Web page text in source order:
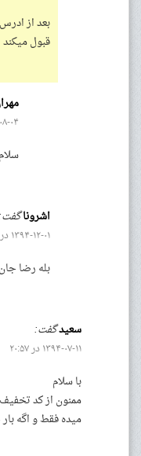
قبول میکند
۱۳۹۴-
اشرونا
۱۳۹۴-۱۲-۰۱ در ۱۸:۱۴
بله رضا
سعیدگفت:
۱۳۹۴-۰۷-۱۱ در ۲۰:۵۷
با سلام
ممنون از کد
میده فقط و اگه